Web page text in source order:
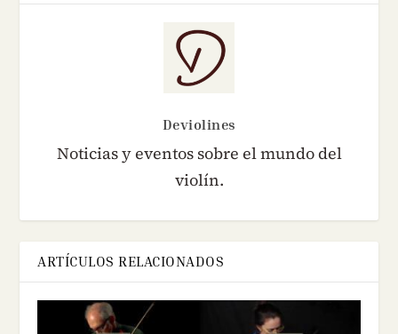
Deviolines
Noticias y eventos sobre el mundo del
violín.
ARTÍCULOS RELACIONADOS